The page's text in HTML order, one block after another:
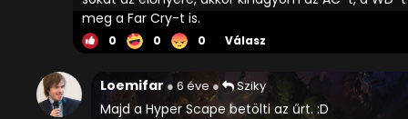
meg a Far Cry-t is.
0 0 0 Válasz
Loemifar 6 éve Sziky
Majd a Hyper Scape betölti az űrt. :D